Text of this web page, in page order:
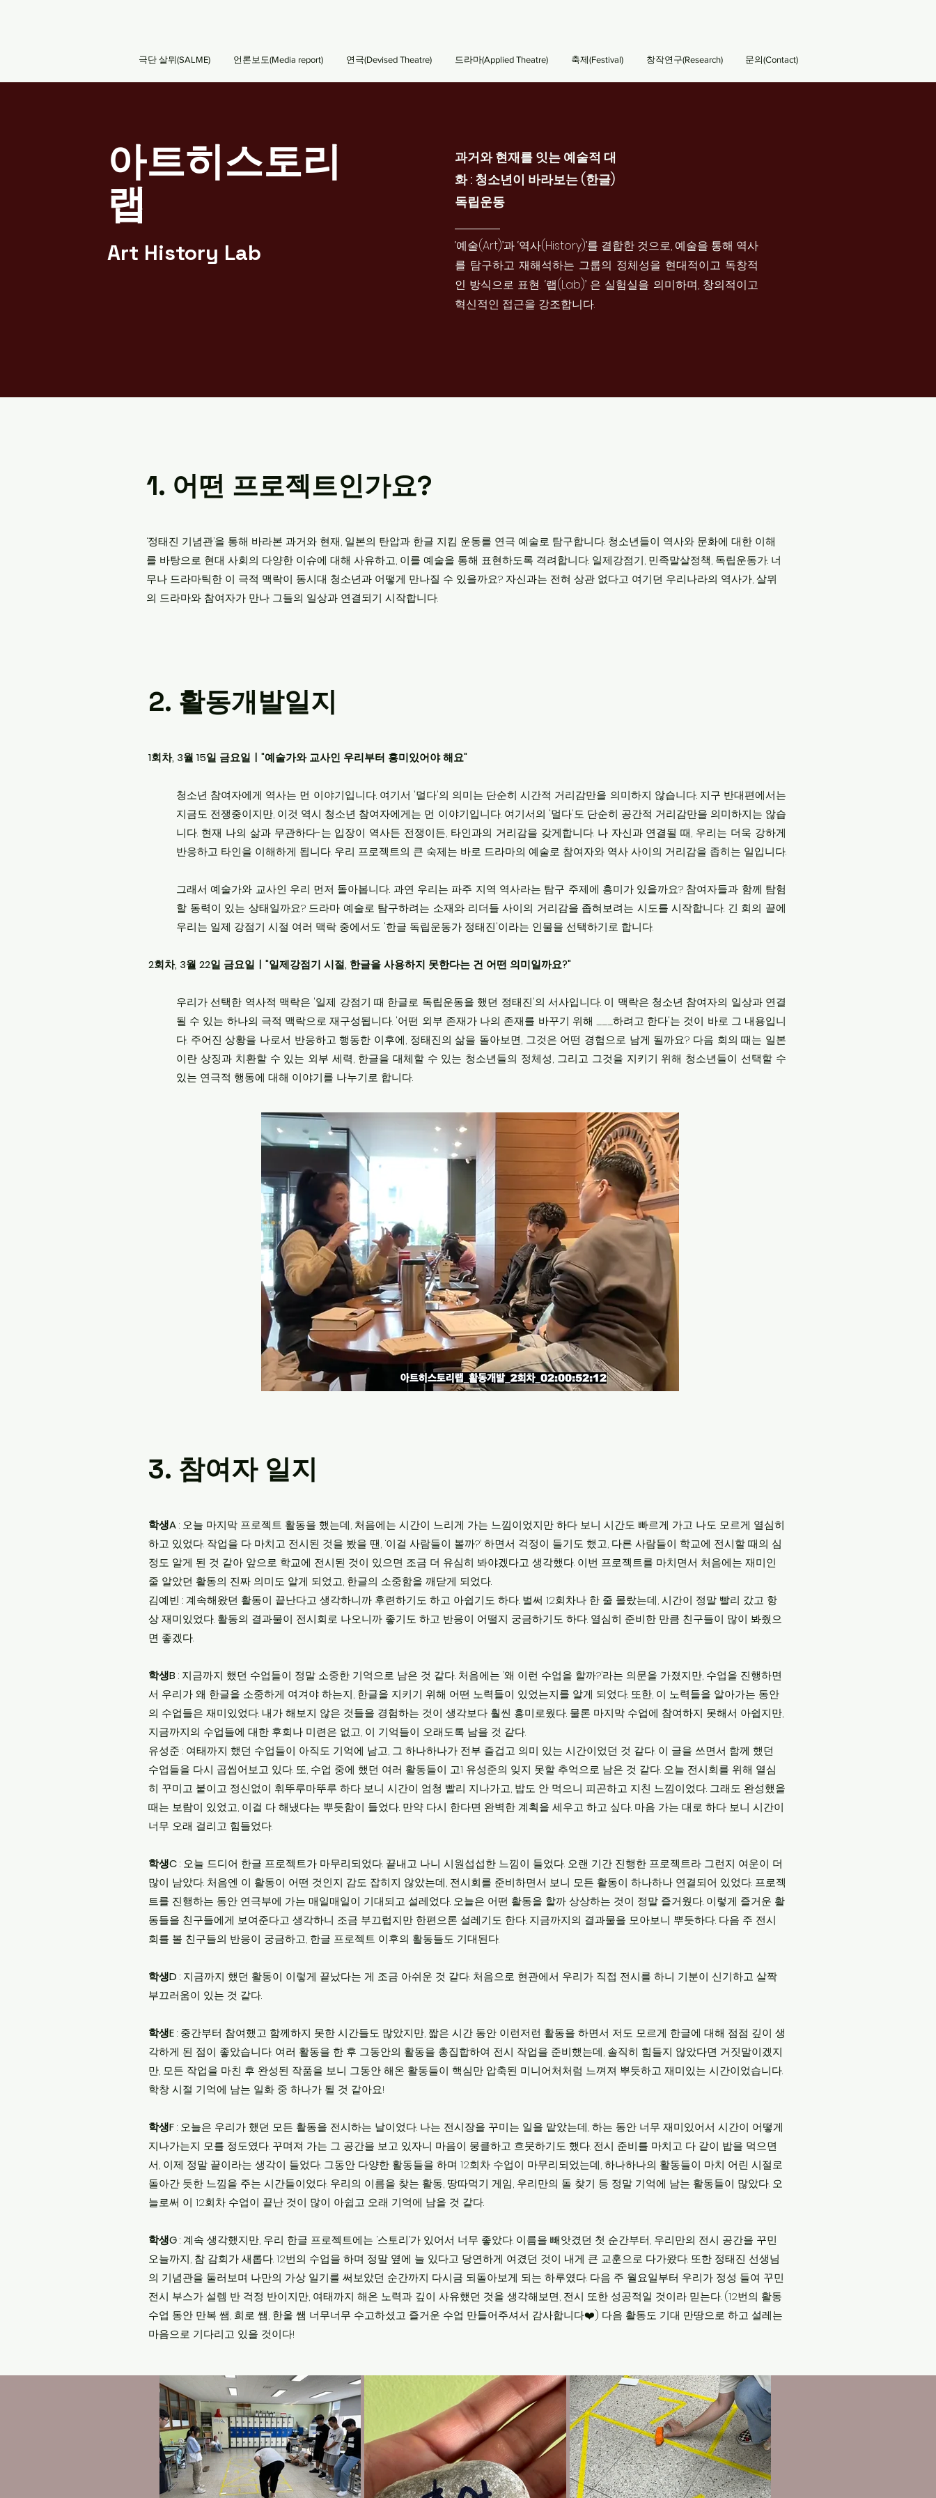
극단 살뮈(SALME) 언론보도(Media report) 연극(Devised Theatre) 드라마(Applied Theatre) 축제(Festival) 창작연구(Research) 문의(Contact)
아트히스토리
랩
​Art History Lab
과거와 현재를 잇는 예술적 대
화 : 청소년이 바라보는 (한글)
독립운동
‘예술(Art)’과 ‘역사(History)’를 결합한 것으로, 예술을 통해 역사
를 탐구하고 재해석하는 그룹의 정체성을 현대적이고 독창적
인 방식으로 표현. ‘랩(Lab)’ 은 실험실을 의미하며, 창의적이고
혁신적인 접근을 강조합니다.
1. 어떤 프로젝트인가요?
‘정태진 기념관’을 통해 바라본 과거와 현재, 일본의 탄압과 한글 지킴 운동를 연극 예술로 탐구합니다. 청소년들이 역사와 문화에 대한 이해
를 바탕으로 현대 사회의 다양한 이슈에 대해 사유하고, 이를 예술을 통해 표현하도록 격려합니다. 일제강점기, 민족말살정책, 독립운동가. 너
무나 드라마틱한 이 극적 맥락이 동시대 청소년과 어떻게 만나질 수 있을까요? 자신과는 전혀 상관 없다고 여기던 우리나라의 역사가, 살뮈
의 드라마와 참여자가 만나 그들의 일상과 연결되기 시작합니다.
2. ​활동개발일지
1회차, 3월 15일 금요일ㅣ"예술가와 교사인 우리부터 흥미있어야 해요"
청소년 참여자에게 역사는 먼 이야기입니다. 여기서 '멀다'의 의미는 단순히 시간적 거리감만을 의미하지 않습니다. 지구 반대편에서는
지금도 전쟁중이지만, 이것 역시 청소년 참여자에게는 먼 이야기입니다. 여기서의 '멀다'도 단순히 공간적 거리감만을 의미하지는 않습
니다. 현재 나의 삶과 무관하다-는 입장이 역사든 전쟁이든, 타인과의 거리감을 갖게합니다. 나 자신과 연결될 때, 우리는 더욱 강하게
반응하고 타인을 이해하게 됩니다. 우리 프로젝트의 큰 숙제는 바로 드라마의 예술로 참여자와 역사 사이의 거리감을 좁히는 일입니다.
그래서 예술가와 교사인 우리 먼저 돌아봅니다. 과연 우리는 파주 지역 역사라는 탐구 주제에 흥미가 있을까요? 참여자들과 함께 탐험
할 동력이 있는 상태일까요? 드라마 예술로 탐구하려는 소재와 리더들 사이의 거리감을 좁혀보려는 시도를 시작합니다. 긴 회의 끝에
우리는 일제 강점기 시절 여러 맥락 중에서도 '한글 독립운동가 정태진'이라는 인물을 선택하기로 합니다.
2회차, 3월 22일 금요일ㅣ"일제강점기 시절, 한글을 사용하지 못한다는 건 어떤 의미일까요?"
우리가 선택한 역사적 맥락은 '일제 강점기 때 한글로 독립운동을 했던 정태진'의 서사입니다. 이 맥락은 청소년 참여자의 일상과 연결
될 수 있는 하나의 극적 맥락으로 재구성됩니다. '어떤 외부 존재가 나의 존재를 바꾸기 위해 ___하려고 한다'는 것이 바로 그 내용입니
다. 주어진 상황을 나로서 반응하고 행동한 이후에, 정태진의 삶을 돌아보면, 그것은 어떤 경험으로 남게 될까요? 다음 회의 때는 일본
이란 상징과 치환할 수 있는 외부 세력, 한글을 대체할 수 있는 청소년들의 정체성, 그리고 그것을 지키기 위해 청소년들이 선택할 수
있는 연극적 행동에 대해 이야기를 나누기로 합니다.
3. 참여자 일지
학생A: 오늘 마지막 프로젝트 활동을 했는데, 처음에는 시간이 느리게 가는 느낌이었지만 하다 보니 시간도 빠르게 가고 나도 모르게 열심히
하고 있었다. 작업을 다 마치고 전시된 것을 봤을 땐, ‘이걸 사람들이 볼까?’ 하면서 걱정이 들기도 했고, 다른 사람들이 학교에 전시할 때의 심
정도 알게 된 것 같아 앞으로 학교에 전시된 것이 있으면 조금 더 유심히 봐야겠다고 생각했다. 이번 프로젝트를 마치면서 처음에는 재미인
줄 알았던 활동의 진짜 의미도 알게 되었고, 한글의 소중함을 깨닫게 되었다.
김예빈 : 계속해왔던 활동이 끝난다고 생각하니까 후련하기도 하고 아쉽기도 하다. 벌써 12회차나 한 줄 몰랐는데, 시간이 정말 빨리 갔고 항
상 재미있었다. 활동의 결과물이 전시회로 나오니까 좋기도 하고 반응이 어떨지 궁금하기도 하다. 열심히 준비한 만큼 친구들이 많이 봐줬으
면 좋겠다.
학생B : 지금까지 했던 수업들이 정말 소중한 기억으로 남은 것 같다. 처음에는 ’왜 이런 수업을 할까?’라는 의문을 가졌지만, 수업을 진행하면
서 우리가 왜 한글을 소중하게 여겨야 하는지, 한글을 지키기 위해 어떤 노력들이 있었는지를 알게 되었다. 또한, 이 노력들을 알아가는 동안
의 수업들은 재미있었다. 내가 해보지 않은 것들을 경험하는 것이 생각보다 훨씬 흥미로웠다. 물론 마지막 수업에 참여하지 못해서 아쉽지만,
지금까지의 수업들에 대한 후회나 미련은 없고, 이 기억들이 오래도록 남을 것 같다.
유성준 : 여태까지 했던 수업들이 아직도 기억에 남고, 그 하나하나가 전부 즐겁고 의미 있는 시간이었던 것 같다. 이 글을 쓰면서 함께 했던
수업들을 다시 곱씹어보고 있다. 또, 수업 중에 했던 여러 활동들이 고1 유성준의 잊지 못할 추억으로 남은 것 같다. 오늘 전시회를 위해 열심
히 꾸미고 붙이고 정신없이 휘뚜루마뚜루 하다 보니 시간이 엄청 빨리 지나가고, 밥도 안 먹으니 피곤하고 지친 느낌이었다. 그래도 완성했을
때는 보람이 있었고, 이걸 다 해냈다는 뿌듯함이 들었다. 만약 다시 한다면 완벽한 계획을 세우고 하고 싶다. 마음 가는 대로 하다 보니 시간이
너무 오래 걸리고 힘들었다.
학생C: 오늘 드디어 한글 프로젝트가 마무리되었다. 끝내고 나니 시원섭섭한 느낌이 들었다. 오랜 기간 진행한 프로젝트라 그런지 여운이 더
많이 남았다. 처음엔 이 활동이 어떤 것인지 감도 잡히지 않았는데, 전시회를 준비하면서 보니 모든 활동이 하나하나 연결되어 있었다. 프로젝
트를 진행하는 동안 연극부에 가는 매일매일이 기대되고 설레었다. 오늘은 어떤 활동을 할까 상상하는 것이 정말 즐거웠다. 이렇게 즐거운 활
동들을 친구들에게 보여준다고 생각하니 조금 부끄럽지만 한편으론 설레기도 한다. 지금까지의 결과물을 모아보니 뿌듯하다. 다음 주 전시
회를 볼 친구들의 반응이 궁금하고, 한글 프로젝트 이후의 활동들도 기대된다.
학생D : 지금까지 했던 활동이 이렇게 끝났다는 게 조금 아쉬운 것 같다. 처음으로 현관에서 우리가 직접 전시를 하니 기분이 신기하고 살짝
부끄러움이 있는 것 같다.
학생E: 중간부터 참여했고 함께하지 못한 시간들도 많았지만, 짧은 시간 동안 이런저런 활동을 하면서 저도 모르게 한글에 대해 점점 깊이 생
각하게 된 점이 좋았습니다. 여러 활동을 한 후 그동안의 활동을 총집합하여 전시 작업을 준비했는데, 솔직히 힘들지 않았다면 거짓말이겠지
만, 모든 작업을 마친 후 완성된 작품을 보니 그동안 해온 활동들이 핵심만 압축된 미니어처처럼 느껴져 뿌듯하고 재미있는 시간이었습니다.
학창 시절 기억에 남는 일화 중 하나가 될 것 같아요!
학생F: 오늘은 우리가 했던 모든 활동을 전시하는 날이었다. 나는 전시장을 꾸미는 일을 맡았는데, 하는 동안 너무 재미있어서 시간이 어떻게
지나가는지 모를 정도였다. 꾸며져 가는 그 공간을 보고 있자니 마음이 뭉클하고 흐뭇하기도 했다. 전시 준비를 마치고 다 같이 밥을 먹으면
서, 이제 정말 끝이라는 생각이 들었다. 그동안 다양한 활동들을 하며 12회차 수업이 마무리되었는데, 하나하나의 활동들이 마치 어린 시절로
돌아간 듯한 느낌을 주는 시간들이었다. 우리의 이름을 찾는 활동, 땅따먹기 게임, 우리만의 돌 찾기 등 정말 기억에 남는 활동들이 많았다. 오
늘로써 이 12회차 수업이 끝난 것이 많이 아쉽고 오래 기억에 남을 것 같다.
학생G: 계속 생각했지만, 우리 한글 프로젝트에는 ‘스토리’가 있어서 너무 좋았다. 이름을 빼앗겼던 첫 순간부터, 우리만의 전시 공간을 꾸민
오늘까지, 참 감회가 새롭다. 12번의 수업을 하며 정말 옆에 늘 있다고 당연하게 여겼던 것이 내게 큰 교훈으로 다가왔다. 또한 정태진 선생님
의 기념관을 둘러보며 나만의 가상 일기를 써보았던 순간까지 다시금 되돌아보게 되는 하루였다. 다음 주 월요일부터 우리가 정성 들여 꾸민
전시 부스가 설렘 반 걱정 반이지만, 여태까지 해온 노력과 깊이 사유했던 것을 생각해보면, 전시 또한 성공적일 것이라 믿는다. (12번의 활동
수업 동안 만복 쌤, 희로 쌤, 한울 쌤 너무너무 수고하셨고 즐거운 수업 만들어주셔서 감사합니다❤️) 다음 활동도 기대 만땅으로 하고 설레는
마음으로 기다리고 있을 것이다!